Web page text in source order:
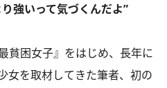
強いって気づくんだよ”
貧困女子』をはじめ、長年に
女を取材してきた筆者、初の